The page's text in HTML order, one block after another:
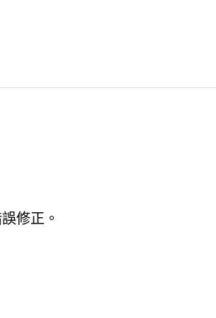
修正。